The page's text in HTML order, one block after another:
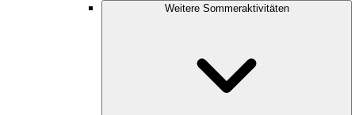
Weitere Sommeraktivitäten